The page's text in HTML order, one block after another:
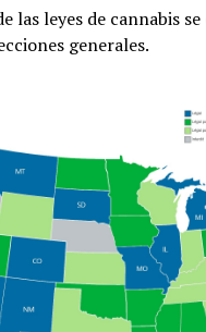
las leyes de cannabis
generales.